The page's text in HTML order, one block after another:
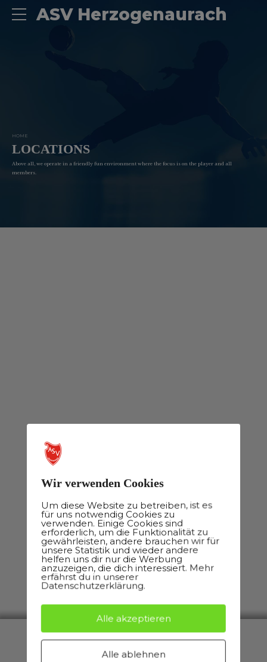
ASV Herzogenaurach
HOME
LOCATIONS
Above all, we operate in a friendly fun environment where the focus is on the player and all
members.
Wir verwenden Cookies
Um diese Website zu betreiben, ist es
für uns notwendig Cookies zu
verwenden. Einige Cookies sind
erforderlich, um die Funktionalität zu
gewährleisten, andere brauchen wir für
unsere Statistik und wieder andere
helfen uns dir nur die Werbung
anzuzeigen, die dich interessiert. Mehr
erfährst du in unserer
Datenschutzerklärung.
Alle akzeptieren
Alle ablehnen